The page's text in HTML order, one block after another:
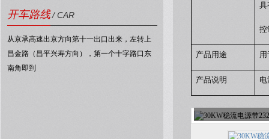
开车路线/ CAR
从京承高速出京方向第十一出口出来，左转上
昌金路（昌平兴寿方向），第一个十字路口东
南角即到
具
控
产品用途
产品说明